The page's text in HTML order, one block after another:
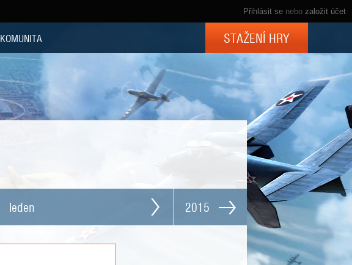
Přihlásit se nebo založit účet
KOMUNITA STAŽENÍ HRY
leden 2015